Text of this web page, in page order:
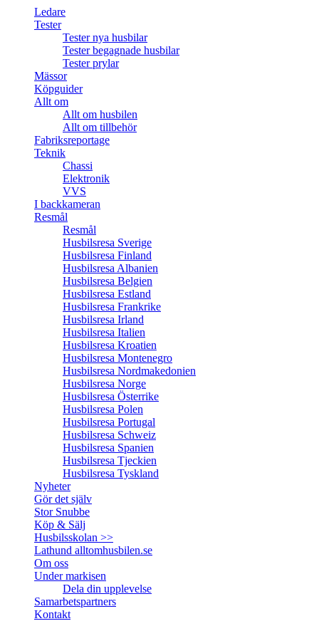
Ledare
Tester
Tester nya husbilar
Tester begagnade husbilar
Tester prylar
Mässor
Köpguider
Allt om
Allt om husbilen
Allt om tillbehör
Fabriksreportage
Teknik
Chassi
Elektronik
VVS
I backkameran
Resmål
Resmål
Husbilsresa Sverige
Husbilsresa Finland
Husbilsresa Albanien
Husbilsresa Belgien
Husbilsresa Estland
Husbilsresa Frankrike
Husbilsresa Irland
Husbilsresa Italien
Husbilsresa Kroatien
Husbilsresa Montenegro
Husbilsresa Nordmakedonien
Husbilsresa Norge
Husbilsresa Österrike
Husbilsresa Polen
Husbilsresa Portugal
Husbilsresa Schweiz
Husbilsresa Spanien
Husbilsresa Tjeckien
Husbilsresa Tyskland
Nyheter
Gör det själv
Stor Snubbe
Köp & Sälj
Husbilsskolan >>
Lathund alltomhusbilen.se
Om oss
Under markisen
Dela din upplevelse
Samarbetspartners
Kontakt